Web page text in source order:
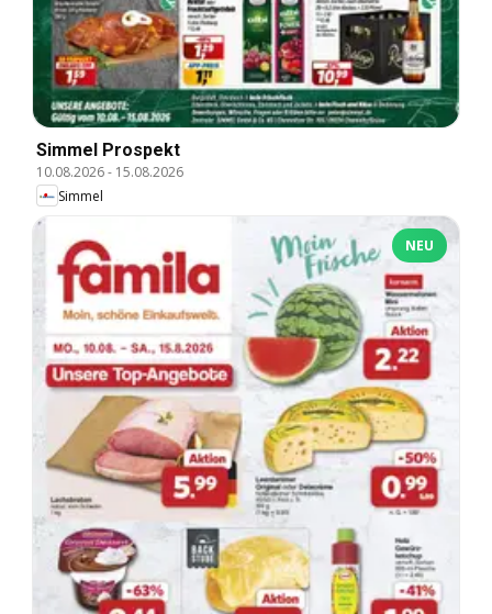
Simmel Prospekt
10.08.2026- 15.08.2026
Simmel
NEU